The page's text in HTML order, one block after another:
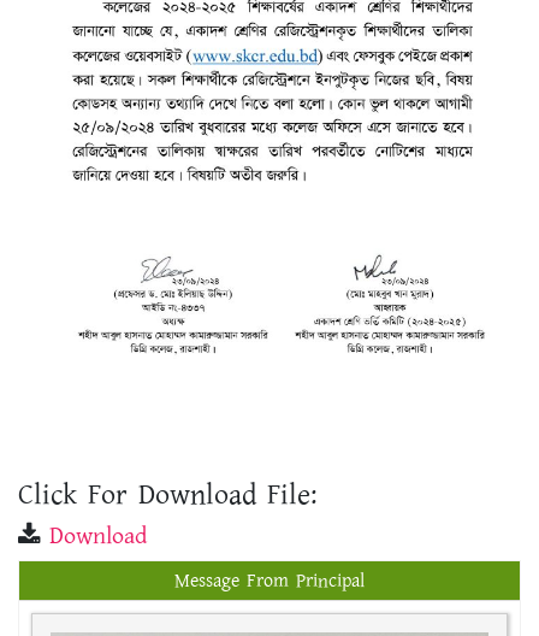
Click For Download File:
Download
Message From Principal